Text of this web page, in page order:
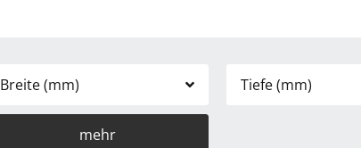
Breite (mm) Tiefe (mm)
mehr